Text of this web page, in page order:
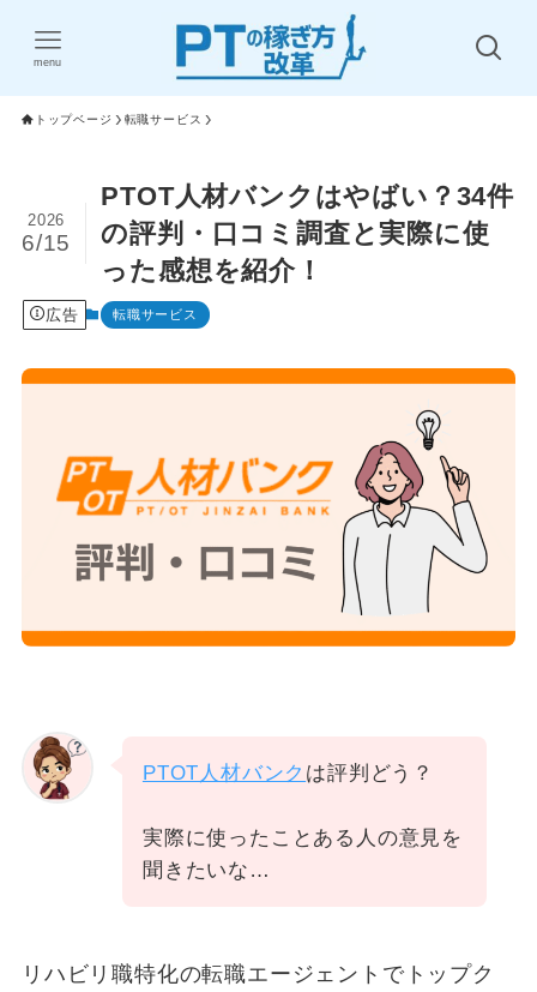
menu
トップベージ 転職サービス
PTOT人材バンクはやばい？34件
の評判・口コミ調査と実際に使
った感想を紹介！
2026
6/15
広告 転職サービス
PTOT人材バンク は評判どう？
実際に使ったことある人の意見を
聞きたいな…
リハビリ職特化の転職エージェントでトップク